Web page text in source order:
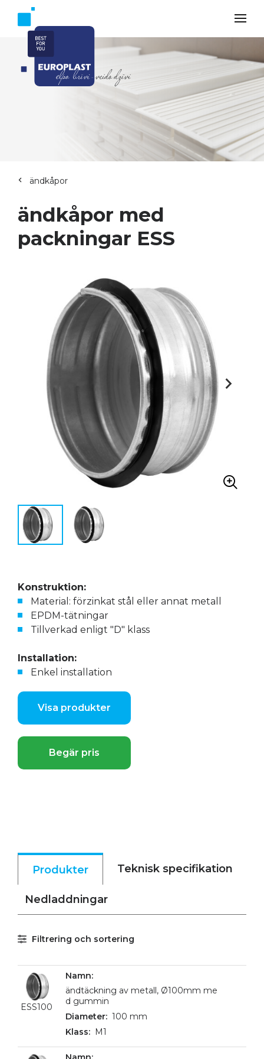
ändkåpor
ändkåpor med
packningar ESS
Konstruktion:
Material: förzinkat stål eller annat metall
EPDM-tätningar
Tillverkad enligt "D" klass
Installation:
Enkel installation
Visa produkter
Begär pris
Produkter Teknisk specifikation
Nedladdningar
Filtrering och sortering
ESS100
ändtäckning av metall, Ø100mm me
d gummin
100 mm
M1